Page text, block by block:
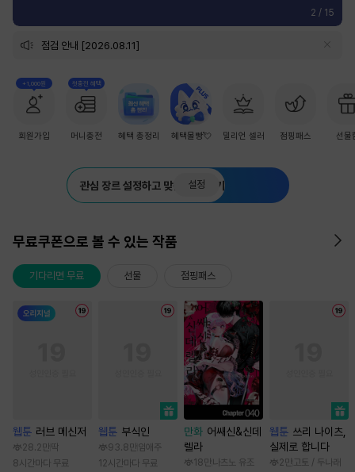
2 / 15
점검 안내 [2026.08.11]
+1,000원
회원가입
첫충전 혜택
머니충전 혜택 총정리 혜택몰빵💘 밀리언 셀러 점핑패스 선물
관심 장르 설정하고 맞춤 추천 받기
설정
무료쿠폰으로 볼 수 있는 작품
기다리면 무료 선물 점핑패스
웹툰 러브 메신저
28.2만 딱
8시간마다 무료
웹툰 부식인
93.8만 임애주
12시간마다 무료
만화 어쌔신&신데
렐라
18만 나츠노 유조
웹툰 쓰리 나이츠,
실제로 합니다
2만 고토 / 두나래